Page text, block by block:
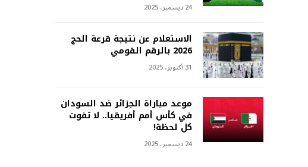
24 ديسمبر، 2025
الاستعلام عن نتيجة قرعة الحج
2026 بالرقم القومي
31 أكتوبر، 2025
موعد مباراة الجزائر ضد السودان
في كأس أمم أفريقيا.. لا تفوت
كل لحظة!
24 ديسمبر، 2025